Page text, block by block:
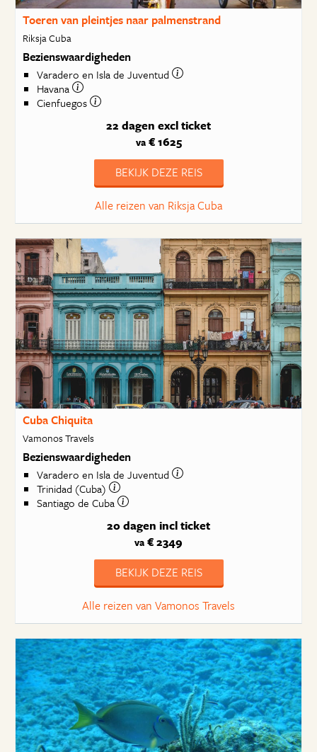
Toeren van pleintjes naar palmenstrand
Riksja Cuba
Bezienswaardigheden
Varadero en Isla de Juventud
Havana
Cienfuegos
22 dagen excl ticket
va€ 1625
BEKIJK DEZE REIS
Alle reizen van Riksja Cuba
Cuba Chiquita
Vamonos Travels
Bezienswaardigheden
Varadero en Isla de Juventud
Trinidad (Cuba)
Santiago de Cuba
20 dagen incl ticket
va € 2349
BEKIJK DEZE REIS
Alle reizen van Vamonos Travels